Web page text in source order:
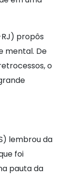
propôs
mental. De
o
lembrou da
foi
pauta da